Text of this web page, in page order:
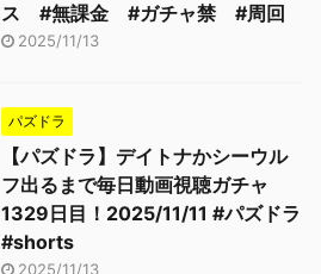
ス #無課金 #ガチャ禁 #周回
2025/11/13
パズドラ
【パズドラ】デイトナかシーウル
フ出るまで毎日動画視聴ガチャ
1329日目！2025/11/11 #パズドラ
#shorts
2025/11/13